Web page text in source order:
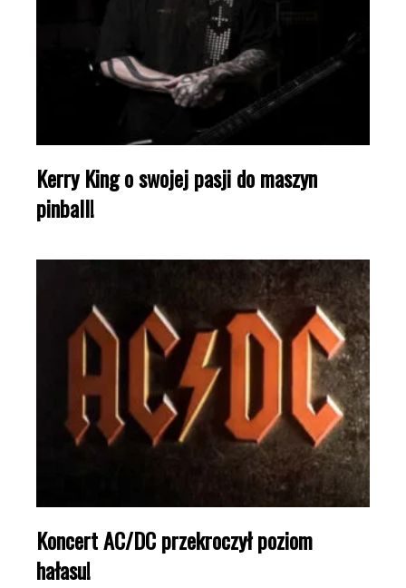
Kerry King o swojej pasji do maszyn
pinball!
Koncert AC/DC przekroczył poziom
hałasu!